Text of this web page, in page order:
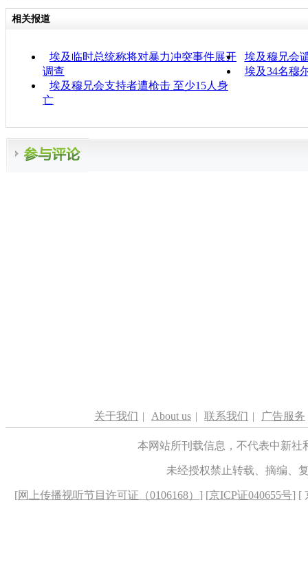
相关报道
埃及临时总统称将对暴力冲突事件展开
调查
埃及穆兄会
埃及34名穆
埃及穆兄会支持者遭枪击 至少15人身
亡
关于我们 | About us | 联系我们 | 广告服务
本网站所刊载信息，不代表中新
未经授权禁止转载、摘编、
[网上传播视听节目许可证（0106168） ] [京ICP证040655号] [